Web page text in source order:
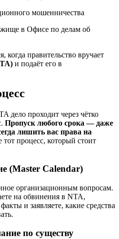
мошенничества
в Офисе по делам об
когда правительство вручает
и подаёт его в
дело проходит через чётко
Пропуск любого срока — даже
лишить вас права на
тот процесс, который стоит
(Master Calendar)
организационным вопросам.
на обвинения в NTA,
и заявляете, какие средства
по существу